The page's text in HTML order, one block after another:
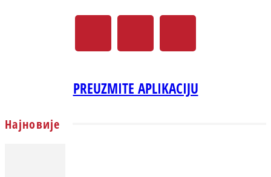
PREUZMITE APLIKACIJU
Најновије